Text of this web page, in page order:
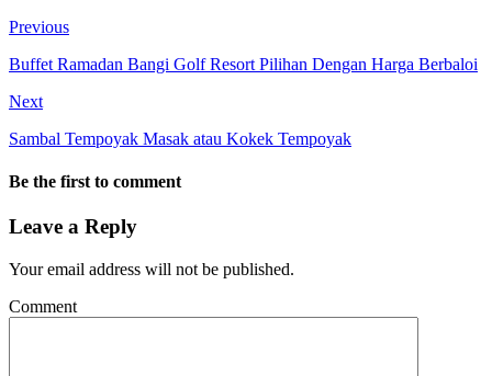
Previous
Buffet Ramadan Bangi Golf Resort Pilihan Dengan Harga Berbaloi
Next
Sambal Tempoyak Masak atau Kokek Tempoyak
Be the first to comment
Leave a Reply
Your email address will not be published.
Comment